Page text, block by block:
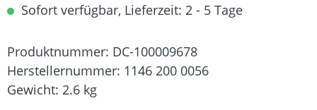
Sofort verfügbar, Lieferzeit: 2 - 5 Tage
Produktnummer: DC-100009678
Herstellernummer: 1146 200 0056
Gewicht: 2.6 kg